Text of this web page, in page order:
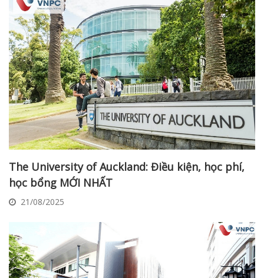
The University of Auckland: Điều kiện, học phí,
học bổng MỚI NHẤT
21/08/2025